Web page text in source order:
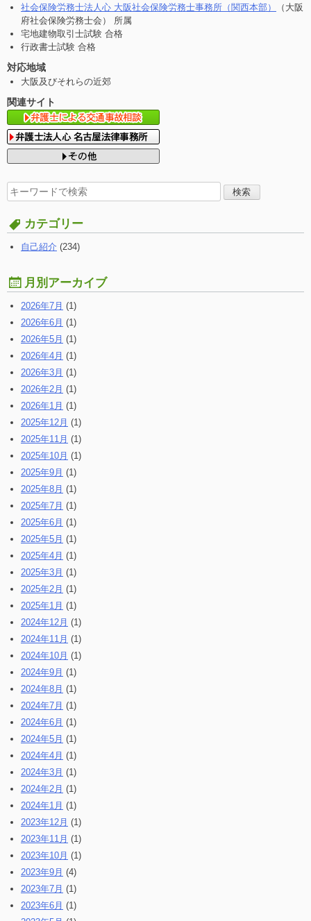
社会保険労務士法人心 大阪社会保険労務士事務所（関西本部）
（大阪
府社会保険労務士会） 所属
宅地建物取引士試験 合格
行政書士試験 合格
対応地域
大阪及びそれらの近郊
関連サイト
検
索
す
る:
カテゴリー
自己紹介 (234)
月別アーカイブ
2026年7月 (1)
2026年6月 (1)
2026年5月 (1)
2026年4月 (1)
2026年3月 (1)
2026年2月 (1)
2026年1月 (1)
2025年12月 (1)
2025年11月 (1)
2025年10月 (1)
2025年9月 (1)
2025年8月 (1)
2025年7月 (1)
2025年6月 (1)
2025年5月 (1)
2025年4月 (1)
2025年3月 (1)
2025年2月 (1)
2025年1月 (1)
2024年12月 (1)
2024年11月 (1)
2024年10月 (1)
2024年9月 (1)
2024年8月 (1)
2024年7月 (1)
2024年6月 (1)
2024年5月 (1)
2024年4月 (1)
2024年3月 (1)
2024年2月 (1)
2024年1月 (1)
2023年12月 (1)
2023年11月 (1)
2023年10月 (1)
2023年9月 (4)
2023年7月 (1)
2023年6月 (1)